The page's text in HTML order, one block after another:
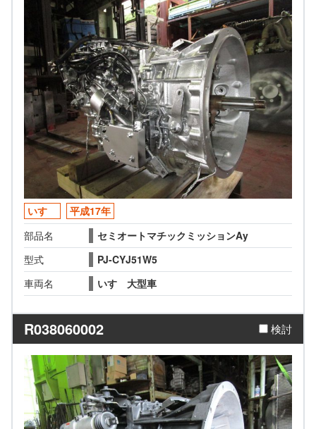
いすゞ
平成17年
部品名
セミオートマチックミッションAy
型式
PJ-CYJ51W5
車両名
いすゞ大型車
R038060002 検討